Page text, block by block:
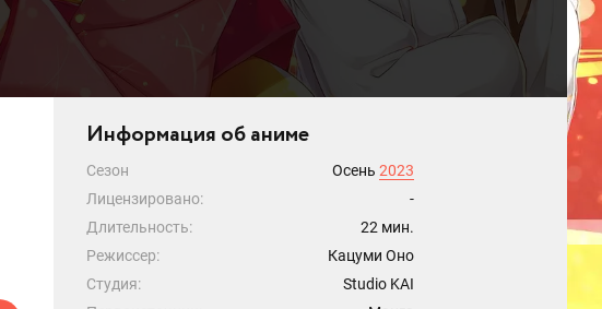
Информация об аниме
Сезон Осень 2023
Лицензировано:
-
Длительность:
22 мин.
Режиссер:
Кацуми Оно
Студия:
Studio KAI